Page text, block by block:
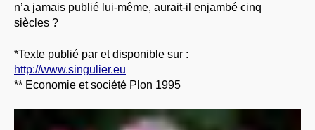
n’a jamais publié lui-même, aurait-il enjambé cinq
siècles ?
*Texte publié par et disponible sur :
http://www.singulier.eu
** Economie et société Plon 1995